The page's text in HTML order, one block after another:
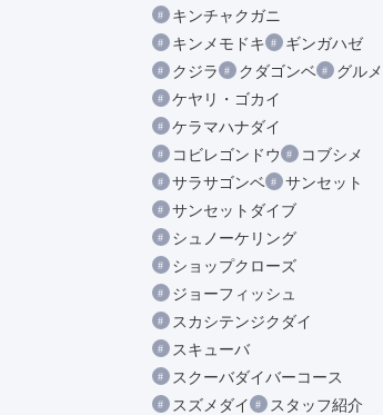
キンチャクガニ
キンメモドキ
ギンガハゼ
クジラ
クダゴンベ
グルメ
ケヤリ・ゴカイ
ケラマハナダイ
コビレゴンドウ
コブシメ
サラサゴンベ
サンセット
サンセットダイブ
シュノーケリング
ショップクローズ
ジョーフィッシュ
スカシテンジクダイ
スキューバ
スクーバダイバーコース
スズメダイ
スタッフ紹介